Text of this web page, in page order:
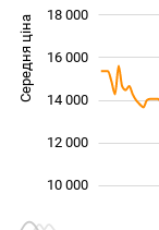
Середня ціна 10 000
10 000
12 000
14 000
16 000
18 000